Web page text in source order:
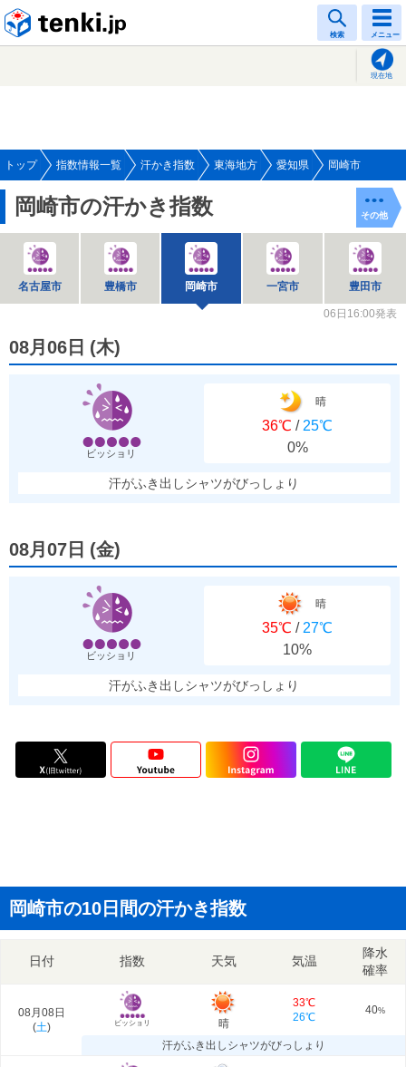
検索 メニュー
現在地
トップ 指数情報一覧 汗かき指数 東海地方 愛知県 岡崎市
岡崎市の汗かき指数
名古屋市 豊橋市 岡崎市 一宮市 豊田市
その他
06日16:00発表
08月06日 (木)
ビッショリ
晴
36℃ / 25℃
0%
汗がふき出しシャツがびっしょり
08月07日 (金)
ビッショリ
晴
35℃ / 27℃
10%
汗がふき出しシャツがびっしょり
岡崎市の10日間の汗かき指数
日付 指数 天気 気温
降水
確率
08月08日
(土) ビッショリ 晴
33℃
26℃
40%
汗がふき出しシャツがびっしょり